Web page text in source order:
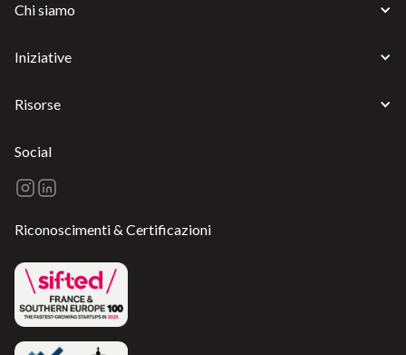
Chi siamo
Iniziative
Risorse
Social
Riconoscimenti & Certificazioni